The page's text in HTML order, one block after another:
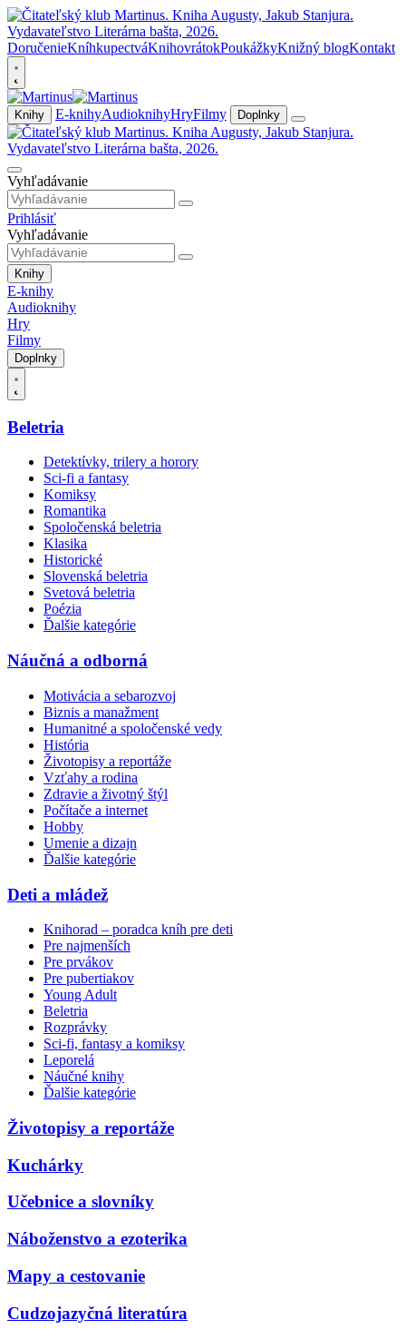
DoručenieKníhkupectváKnihovrátokPoukážkyKnižný blogKontakt
Knihy E-knihyAudioknihyHryFilmy Doplnky
Vyhľadávanie
Prihlásiť
Vyhľadávanie
Knihy
E-knihy
Audioknihy
Hry
Filmy
Doplnky
Beletria
Detektívky, trilery a horory
Sci-fi a fantasy
Komiksy
Romantika
Spoločenská beletria
Klasika
Historické
Slovenská beletria
Svetová beletria
Poézia
Ďalšie kategórie
Náučná a odborná
Motivácia a sebarozvoj
Biznis a manažment
Humanitné a spoločenské vedy
História
Životopisy a reportáže
Vzťahy a rodina
Zdravie a životný štýl
Počítače a internet
Hobby
Umenie a dizajn
Ďalšie kategórie
Deti a mládež
Knihorad – poradca kníh pre deti
Pre najmenších
Pre prvákov
Pre pubertiakov
Young Adult
Beletria
Rozprávky
Sci-fi, fantasy a komiksy
Leporelá
Náučné knihy
Ďalšie kategórie
Životopisy a reportáže
Kuchárky
Učebnice a slovníky
Náboženstvo a ezoterika
Mapy a cestovanie
Cudzojazyčná literatúra